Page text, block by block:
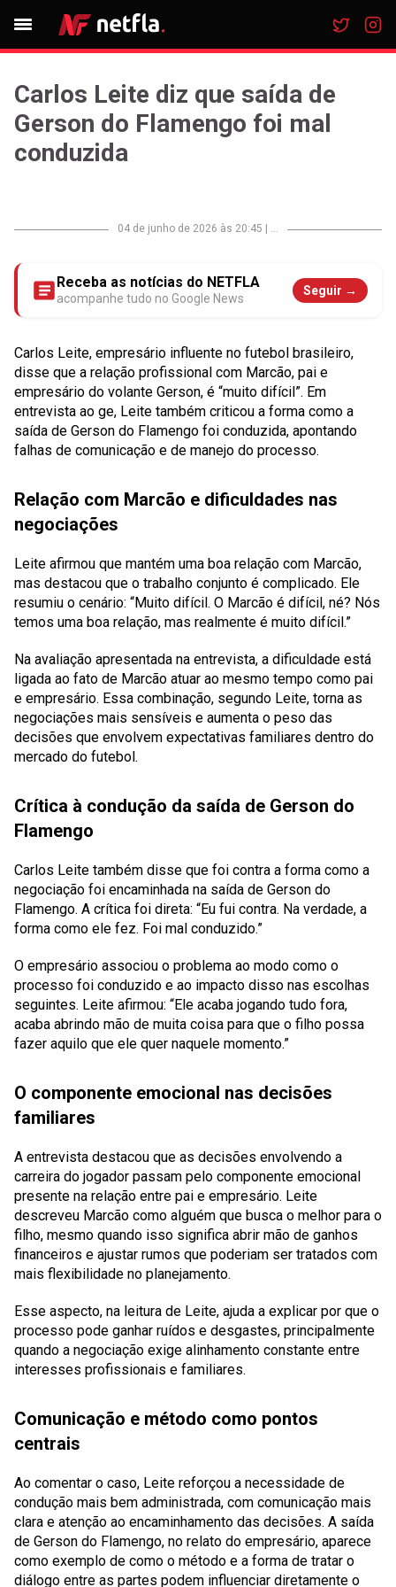
Carlos Leite diz que saída de
Gerson do Flamengo foi mal
conduzida
04 de junho de 2026 às 20:45 ...
Receba as notícias do NETFLA
acompanhe tudo no Google News
Seguir →
Carlos Leite, empresário influente no futebol brasileiro,
disse que a relação profissional com Marcão, pai e
empresário do volante Gerson, é “muito difícil”. Em
entrevista ao ge, Leite também criticou a forma como a
saída de Gerson do Flamengo foi conduzida, apontando
falhas de comunicação e de manejo do processo.
Relação com Marcão e dificuldades nas
negociações
Leite afirmou que mantém uma boa relação com Marcão,
mas destacou que o trabalho conjunto é complicado. Ele
resumiu o cenário: “Muito difícil. O Marcão é difícil, né? Nós
temos uma boa relação, mas realmente é muito difícil.”
Na avaliação apresentada na entrevista, a dificuldade está
ligada ao fato de Marcão atuar ao mesmo tempo como pai
e empresário. Essa combinação, segundo Leite, torna as
negociações mais sensíveis e aumenta o peso das
decisões que envolvem expectativas familiares dentro do
mercado do futebol.
Crítica à condução da saída de Gerson do
Flamengo
Carlos Leite também disse que foi contra a forma como a
negociação foi encaminhada na saída de Gerson do
Flamengo. A crítica foi direta: “Eu fui contra. Na verdade, a
forma como ele fez. Foi mal conduzido.”
O empresário associou o problema ao modo como o
processo foi conduzido e ao impacto disso nas escolhas
seguintes. Leite afirmou: “Ele acaba jogando tudo fora,
acaba abrindo mão de muita coisa para que o filho possa
fazer aquilo que ele quer naquele momento.”
O componente emocional nas decisões
familiares
A entrevista destacou que as decisões envolvendo a
carreira do jogador passam pelo componente emocional
presente na relação entre pai e empresário. Leite
descreveu Marcão como alguém que busca o melhor para o
filho, mesmo quando isso significa abrir mão de ganhos
financeiros e ajustar rumos que poderiam ser tratados com
mais flexibilidade no planejamento.
Esse aspecto, na leitura de Leite, ajuda a explicar por que o
processo pode ganhar ruídos e desgastes, principalmente
quando a negociação exige alinhamento constante entre
interesses profissionais e familiares.
Comunicação e método como pontos
centrais
Ao comentar o caso, Leite reforçou a necessidade de
condução mais bem administrada, com comunicação mais
clara e atenção ao encaminhamento das decisões. A saída
de Gerson do Flamengo, no relato do empresário, aparece
como exemplo de como o método e a forma de tratar o
diálogo entre as partes podem influenciar diretamente o